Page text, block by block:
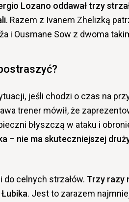
Lozano oddawał trzy
. Razem z Ivanem Zhelizką
i Ousmane Sow z dwoma
jeśli chodzi o czas na
trener mówił, że
błyszczą w ataku i
– nie ma skuteczniejszej
celnych strzałów. Trzy razy
. Jest to zarazem